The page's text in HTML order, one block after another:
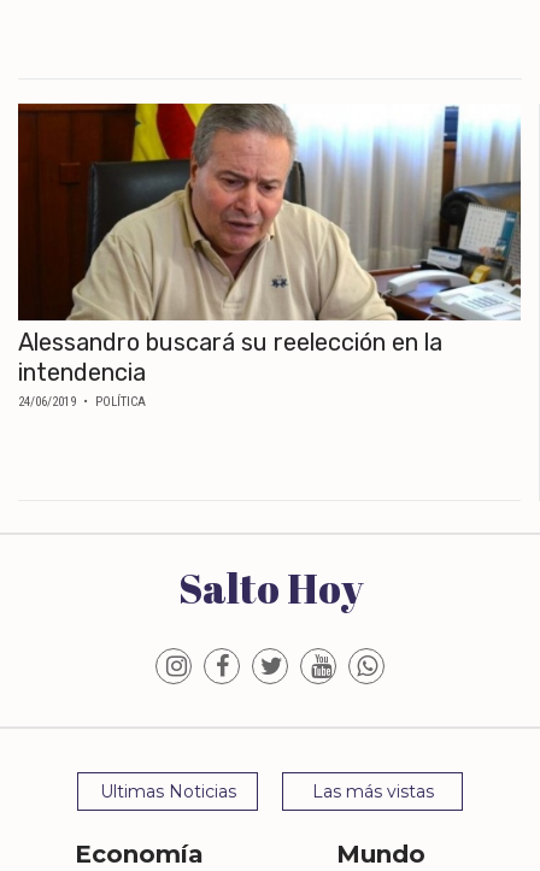
Alessandro buscará su reelección en la
intendencia
24/06/2019 • POLÍTICA
Salto Hoy
Ultimas Noticias Las más vistas
Economía Mundo